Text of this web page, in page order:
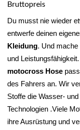
Bruttopreis
Du musst nie wieder
entwerfe deinen
Kleidung. Und
und Leistungsfähigkeit.
motocross Hose
des Fahrers an. Wir
Stoffe die Wasser-
Technologien .Viele
ihre Ausrüstung und